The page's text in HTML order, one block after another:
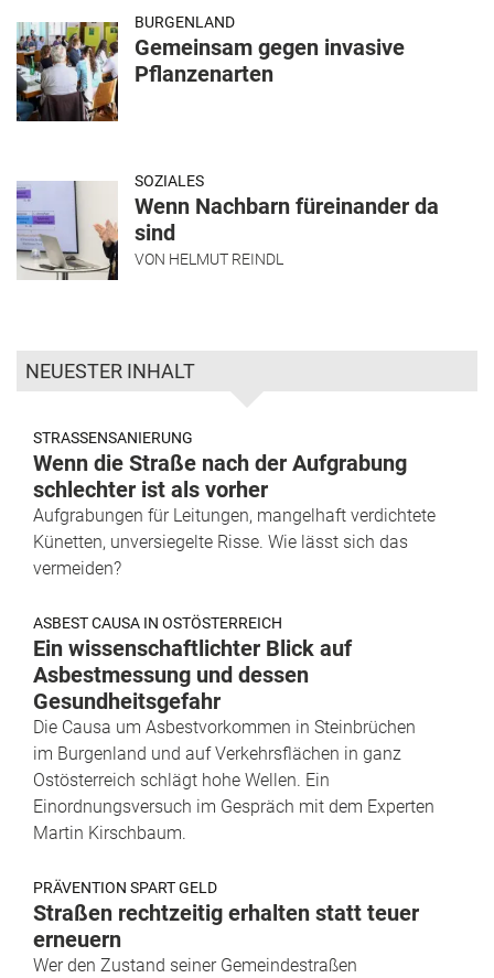
BURGENLAND
Gemeinsam gegen invasive
Pflanzenarten
SOZIALES
Wenn Nachbarn füreinander da
sind
VON HELMUT REINDL
NEUESTER INHALT
STRASSENSANIERUNG
Wenn die Straße nach der Aufgrabung
schlechter ist als vorher
Aufgrabungen für Leitungen, mangelhaft verdichtete
Künetten, unversiegelte Risse. Wie lässt sich das
vermeiden?
ASBEST CAUSA IN OSTÖSTERREICH
Ein wissenschaftlichter Blick auf
Asbestmessung und dessen
Gesundheitsgefahr
Die Causa um Asbestvorkommen in Steinbrüchen
im Burgenland und auf Verkehrsflächen in ganz
Ostösterreich schlägt hohe Wellen. Ein
Einordnungsversuch im Gespräch mit dem Experten
Martin Kirschbaum.
PRÄVENTION SPART GELD
Straßen rechtzeitig erhalten statt teuer
erneuern
Wer den Zustand seiner Gemeindestraßen